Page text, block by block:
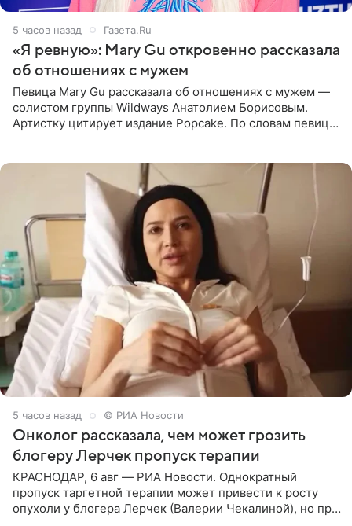
5 часов назад Газета.Ru
«Я ревную»: Mary Gu откровенно рассказала
об отношениях с мужем
Певица Mary Gu рассказала об отношениях с мужем —
солистом группы Wildways Анатолием Борисовым.
Артистку цитирует издание Popcake. По словам певицы,
5 часов назад © РИА Новости
Онколог рассказала, чем может грозить
блогеру Лерчек пропуск терапии
КРАСНОДАР, 6 авг — РИА Новости. Однократный
пропуск таргетной терапии может привести к росту
опухоли у блогера Лерчек (Валерии Чекалиной), но при